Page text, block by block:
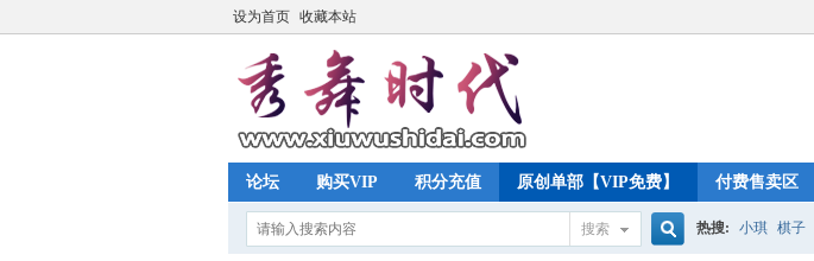
设为首页 收藏本站
论坛 购买VIP 积分充值 原创单部【VIP免费】 付费售卖区
搜索 热搜: 小琪 棋子